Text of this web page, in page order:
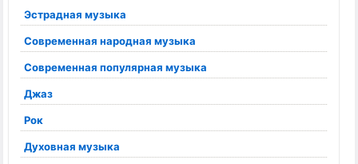
Эстрадная музыка
Современная народная музыка
Современная популярная музыка
Джаз
Рок
Духовная музыка